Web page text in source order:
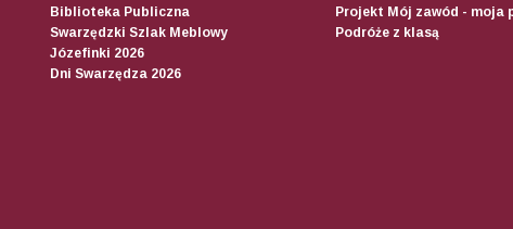
Biblioteka Publiczna
Swarzędzki Szlak Meblowy
Józefinki 2026
Dni Swarzędza 2026
Projekt Mój zawód - moja
Podróże z klasą